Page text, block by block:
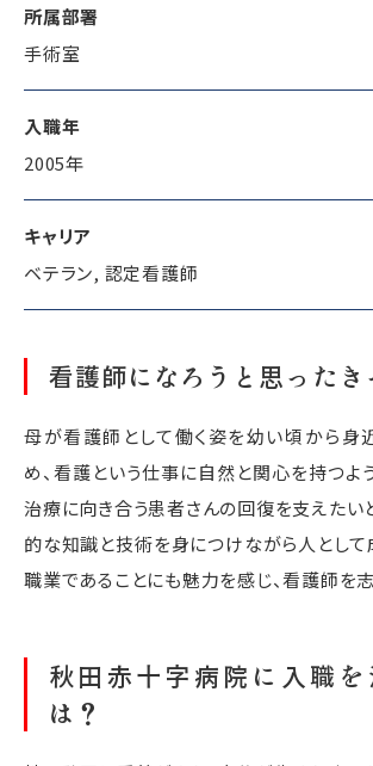
所属部署
手術室
入職年
2005年
キャリア
ベテラン, 認定看護師
看護師になろうと思ったき
母が看護師として働く姿を幼い頃から身
め、看護という仕事に自然と関心を持つよ
治療に向き合う患者さんの回復を支えたい
的な知識と技術を身につけながら人として
職業であることにも魅力を感じ、看護師を志
秋田赤十字病院に入職
は？